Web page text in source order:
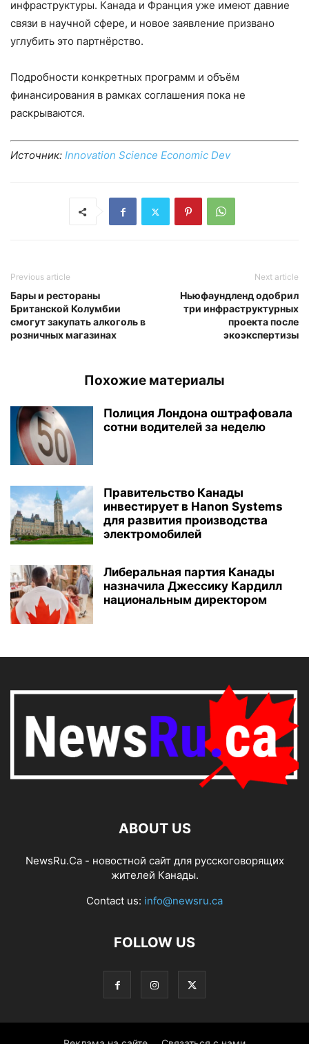
инфраструктуры. Канада и Франция уже имеют давние
связи в научной сфере, и новое заявление призвано
углубить это партнёрство.
Подробности конкретных программ и объём
финансирования в рамках соглашения пока не
раскрываются.
Источник: Innovation Science Economic Dev
Previous article
Бары и рестораны
Британской Колумбии
смогут закупать алкоголь в
розничных магазинах
Next article
Ньюфаундленд одобрил
три инфраструктурных
проекта после
экоэкспертизы
Похожие материалы
Полиция Лондона оштрафовала
сотни водителей за неделю
Правительство Канады
инвестирует в Hanon Systems
для развития производства
электромобилей
Либеральная партия Канады
назначила Джессику Кардилл
национальным директором
ABOUT US
NewsRu.Ca - новостной сайт для русскоговорящих
жителей Канады.
Contact us: info@newsru.ca
FOLLOW US